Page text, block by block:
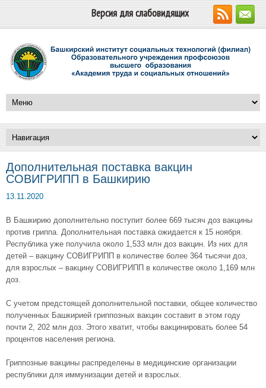
Версия для слабовидящих
Дополнительная поставка вакцин
СОВИГРИПП в Башкирию
13.11.2020
В Башкирию дополнительно поступит более 669 тысяч доз вакцины
против гриппа. Дополнительная поставка ожидается к 15 ноября.
Республика уже получила около 1,533 млн доз вакцин. Из них для
детей – вакцину СОВИГРИПП в количестве более 364 тысячи доз,
для взрослых – вакцину СОВИГРИПП в количестве около 1,169 млн
доз.
С учетом предстоящей дополнительной поставки, общее количество
полученных Башкирией гриппозных вакцин составит в этом году
почти 2, 202 млн доз. Этого хватит, чтобы вакцинировать более 54
процентов населения региона.
Гриппозные вакцины распределены в медицинские организации
республики для иммунизации детей и взрослых.